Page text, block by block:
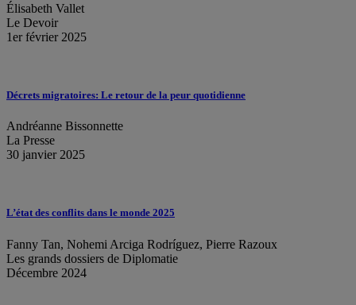
Élisabeth Vallet
Le Devoir
1er février 2025
Décrets migratoires: Le retour de la peur quotidienne
Andréanne Bissonnette
La Presse
30 janvier 2025
L’état des conflits dans le monde 2025
Fanny Tan, Nohemi Arciga Rodríguez, Pierre Razoux
Les grands dossiers de Diplomatie
Décembre 2024